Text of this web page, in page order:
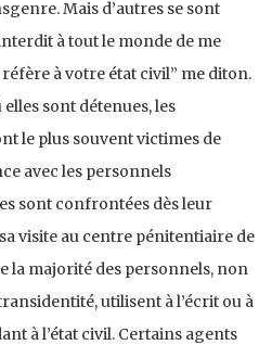
Mais d’autres se sont
à tout le monde de me
à votre état civil” me diton.
sont détenues, les
le plus souvent victimes de
avec les personnels
sont confrontées dès leur
visite au centre pénitentiaire de
la majorité des personnels, non
utilisent à l’écrit ou à
à l’état civil. Certains agents